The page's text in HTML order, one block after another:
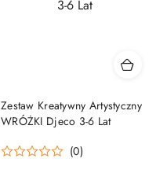
Zestaw Kreatywny Artystyczny
WRÓŻKI Djeco 3-6 Lat
(0)